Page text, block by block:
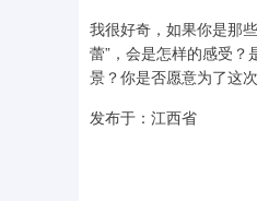
我很好奇，如果你是那
蕾”，会是怎样的感受
景？你是否愿意为了这
发布于：江西省